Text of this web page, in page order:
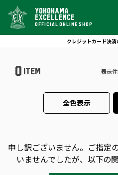
YOKOHAMA
EXCELLENCE
OFFICIAL ONLINE SHOP
クレジットカード決
0 ITEM 表示
全色表示
申し訳ございません。 ご指定
いませんでしたが、以下の